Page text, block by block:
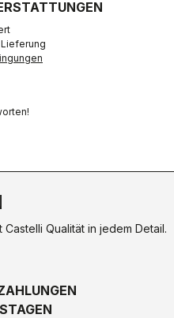
Qualität in jedem Detail.